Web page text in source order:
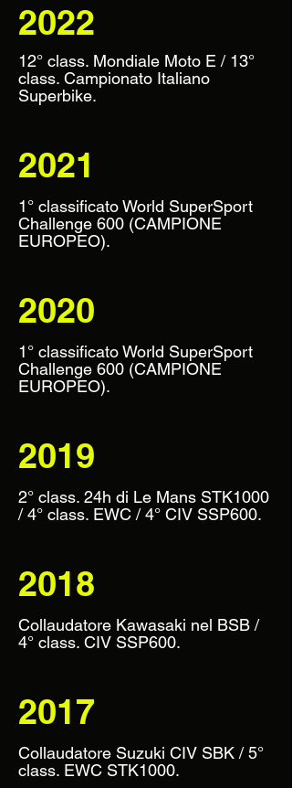
2022
12° class. Mondiale Moto E / 13°
class. Campionato Italiano
Superbike.
2021
1° classificato World SuperSport
Challenge 600 (CAMPIONE
EUROPEO).
2020
1° classificato World SuperSport
Challenge 600 (CAMPIONE
EUROPEO).
2019
2° class. 24h di Le Mans STK1000
/ 4° class. EWC / 4° CIV SSP600.
2018
Collaudatore Kawasaki nel BSB /
4° class. CIV SSP600.
2017
Collaudatore Suzuki CIV SBK / 5°
class. EWC STK1000.